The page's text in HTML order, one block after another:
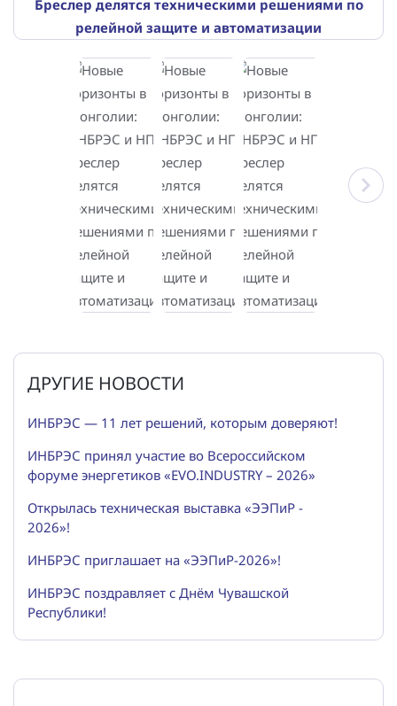
ДРУГИЕ НОВОСТИ
ИНБРЭС — 11 лет решений, которым доверяют!
ИНБРЭС принял участие во Всероссийском
форуме энергетиков «EVO.INDUSTRY – 2026»
Открылась техническая выставка «ЭЭПиР -
2026»!
ИНБРЭС приглашает на «ЭЭПиР-2026»!
ИНБРЭС поздравляет с Днём Чувашской
Республики!